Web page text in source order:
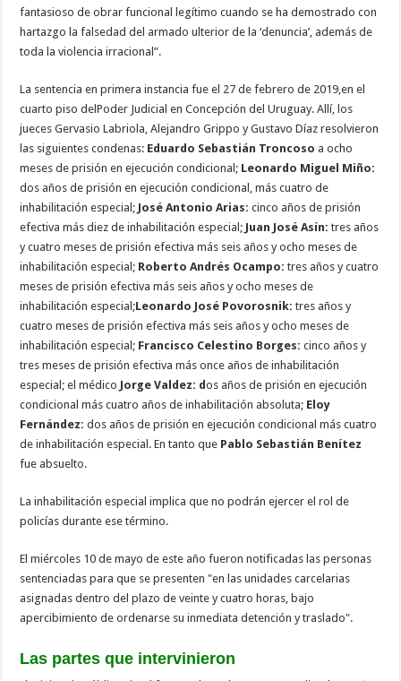
fantasioso de obrar funcional legítimo cuando se ha demostrado con
hartazgo la falsedad del armado ulterior de la ‘denuncia’, además de
toda la violencia irracional”.
La sentencia en primera instancia fue el 27 de febrero de 2019,en el
cuarto piso delPoder Judicial en Concepción del Uruguay. Allí, los
jueces Gervasio Labriola, Alejandro Grippo y Gustavo Díaz resolvieron
las siguientes condenas: Eduardo Sebastián Troncoso a ocho
meses de prisión en ejecución condicional; Leonardo Miguel Miño:
dos años de prisión en ejecución condicional, más cuatro de
inhabilitación especial; José Antonio Arias: cinco años de prisión
efectiva más diez de inhabilitación especial; Juan José Asín: tres años
y cuatro meses de prisión efectiva más seis años y ocho meses de
inhabilitación especial; Roberto Andrés Ocampo: tres años y cuatro
meses de prisión efectiva más seis años y ocho meses de
inhabilitación especial;Leonardo José Povorosnik: tres años y
cuatro meses de prisión efectiva más seis años y ocho meses de
inhabilitación especial; Francisco Celestino Borges: cinco años y
tres meses de prisión efectiva más once años de inhabilitación
especial; el médico Jorge Valdez: dos años de prisión en ejecución
condicional más cuatro años de inhabilitación absoluta; Eloy
Fernández: dos años de prisión en ejecución condicional más cuatro
de inhabilitación especial. En tanto que Pablo Sebastián Benítez
fue absuelto.
La inhabilitación especial implica que no podrán ejercer el rol de
policías durante ese término.
El miércoles 10 de mayo de este año fueron notificadas las personas
sentenciadas para que se presenten "en las unidades carcelarias
asignadas dentro del plazo de veinte y cuatro horas, bajo
apercibimiento de ordenarse su inmediata detención y traslado".
Las partes que intervinieron